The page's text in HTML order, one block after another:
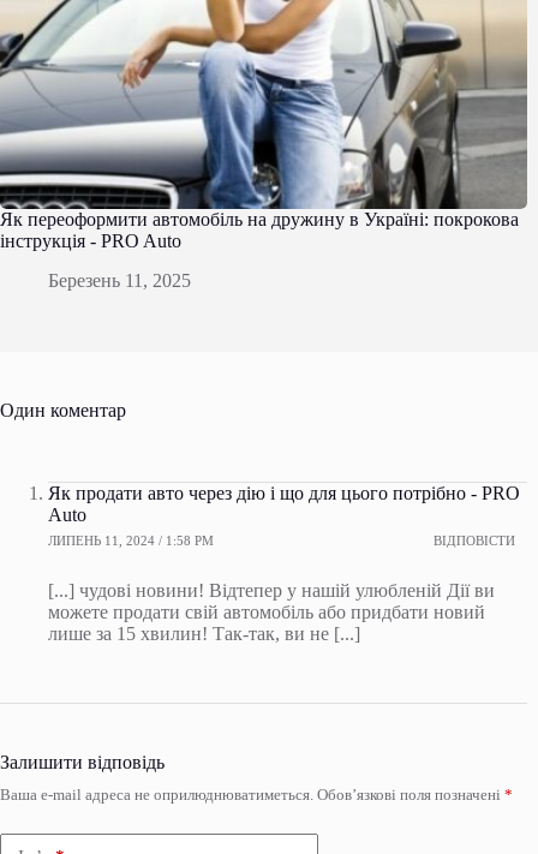
Як переоформити автомобіль на дружину в Україні: покрокова
інструкція - PRO Auto
Березень 11, 2025
Один коментар
Як продати авто через дію і що для цього потрібно - PRO
Auto
ЛИПЕНЬ 11, 2024 / 1:58 PM ВІДПОВІСТИ
[...] чудові новини! Відтепер у нашій улюбленій Дії ви
можете продати свій автомобіль або придбати новий
лише за 15 хвилин! Так-так, ви не [...]
Залишити відповідь
Ваша e-mail адреса не оприлюднюватиметься. Обов’язкові поля позначені *